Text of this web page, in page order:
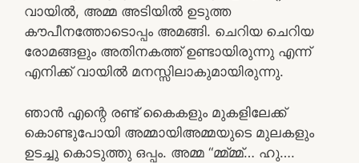
വായിൽ, അമ്മ അടിയിൽ ഉടുത്ത
കൗപീനത്തോടൊപ്പം അമങ്ങി. ചെറിയ ചെറിയ
രോമങ്ങളും അതിനകത്ത് ഉണ്ടായിരുന്നു എന്ന്
എനിക്ക് വായിൽ മനസ്സിലാകുമായിരുന്നു.
ഞാൻ എന്റെ രണ്ട് കൈകളും മുകളിലേക്ക്
കൊണ്ടുപോയി അമ്മായിഅമ്മയുടെ മുലകളും
ഉടച്ചു കൊടുത്തു ഒപ്പം. അമ്മ “മ്മ്മ്മ്… ഹു….